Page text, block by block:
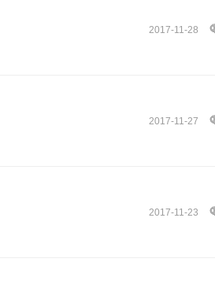
2017-11-28
2017-11-27
2017-11-23